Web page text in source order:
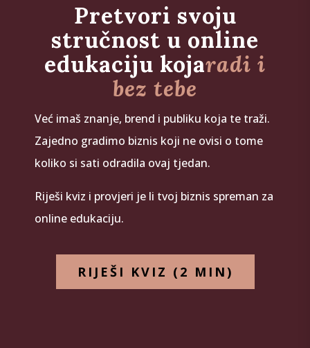
Pretvori svoju
stručnost u online
edukaciju kojaradi i
bez tebe
Već imaš znanje, brend i publiku koja te traži.
Zajedno gradimo biznis koji ne ovisi o tome
koliko si sati odradila ovaj tjedan.
Riješi kviz i provjeri je li tvoj biznis spreman za
online edukaciju.
RIJEŠI KVIZ (2 MIN)